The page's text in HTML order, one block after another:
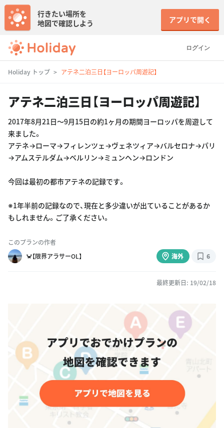
ログイン
行きたい場所を
地図で確認しよう
アプリで開く
Holiday トップ アテネ二泊三日【ヨーロッパ周遊記】
アテネ二泊三日【ヨーロッパ周遊記】
2017年8月21日〜9月15日の約1ヶ月の期間ヨーロッパを周遊して
来ました。
アテネ→ローマ→フィレンツェ→ヴェネツィア→バルセロナ→パリ
→アムステルダム→ベルリン→ミュンヘン→ロンドン
今回は最初の都市アテネの記録です。
※1年半前の記録なので、現在と多少違いが出ていることがあるか
もしれません。ご了承ください。
このプランの作者
🦀【限界アラサーOL】
海外 6
最終更新日: 19/02/18